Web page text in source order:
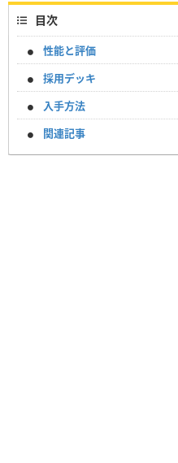
目次
性能と評価
採用デッキ
入手方法
関連記事